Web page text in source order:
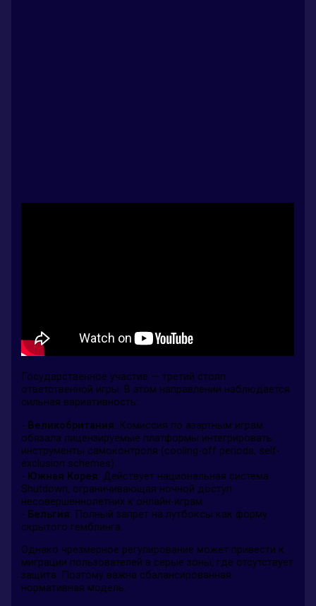
Государственное участие — третий столп
ответственной игры. В этом направлении наблюдается
сильная вариативность:
- Великобритания: Комиссия по азартным играм
обязала лицензируемые платформы интегрировать
инструменты самоконтроля (cooling-off periods, self-
exclusion schemes).
- Южная Корея: Действует национальная система
Shutdown, ограничивающая ночной доступ
несовершеннолетних к онлайн-играм.
- Бельгия: Полный запрет на лутбоксы как форму
скрытого гемблинга.
Однако чрезмерное регулирование может привести к
миграции пользователей в серые зоны, где отсутствует
защита. Поэтому важна сбалансированная
нормативная модель.